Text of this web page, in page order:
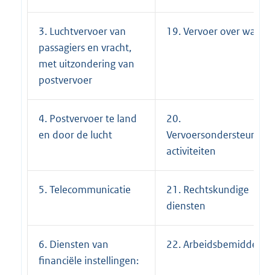
3. Luchtvervoer van
passagiers en vracht,
met uitzondering van
postvervoer
19. Vervoer over water
4. Postvervoer te land
en door de lucht
20.
activiteiten
5. Telecommunicatie
21. Rechtskundige
diensten
6. Diensten van
financiële instellingen:
22.